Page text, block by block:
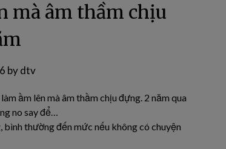
mà âm thầm chịu
bydtv
ầm lên mà âm thầm chịu đựng. 2 năm qua
no say để…
thường đến mức nếu không có chuyện